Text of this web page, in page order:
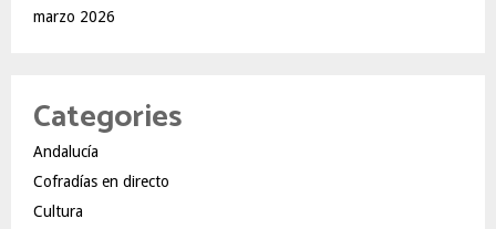
marzo 2026
Categories
Andalucía
Cofradías en directo
Cultura